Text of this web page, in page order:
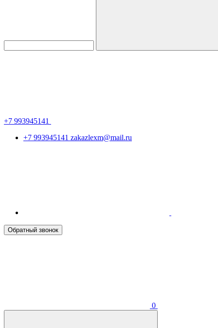
+7 993945141
+7 993945141 zakazlexm@mail.ru
Обратный звонок
0